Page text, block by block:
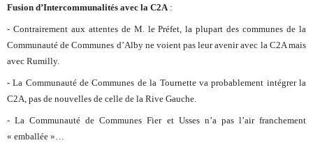
Fusion d’Intercommunalités avec la C2A :
- Contrairement aux attentes de M. le Préfet, la plupart des communes de la
Communauté de Communes d’Alby ne voient pas leur avenir avec la C2A mais
avec Rumilly.
- La Communauté de Communes de la Tournette va probablement intégrer la
C2A, pas de nouvelles de celle de la Rive Gauche.
- La Communauté de Communes Fier et Usses n’a pas l’air franchement
« emballée »…